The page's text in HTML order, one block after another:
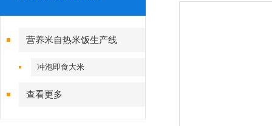
营养米自热米饭生产线
冲泡即食大米
查看更多